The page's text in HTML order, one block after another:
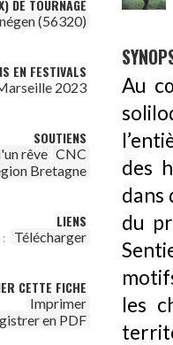
DE TOURNAGE
(56320)
EN FESTIVALS
2023
SOUTIENS
rêve CNC
Bretagne
LIENS
Télécharger
CETTE FICHE
Imprimer
en PDF
Au
des
dans
du
les